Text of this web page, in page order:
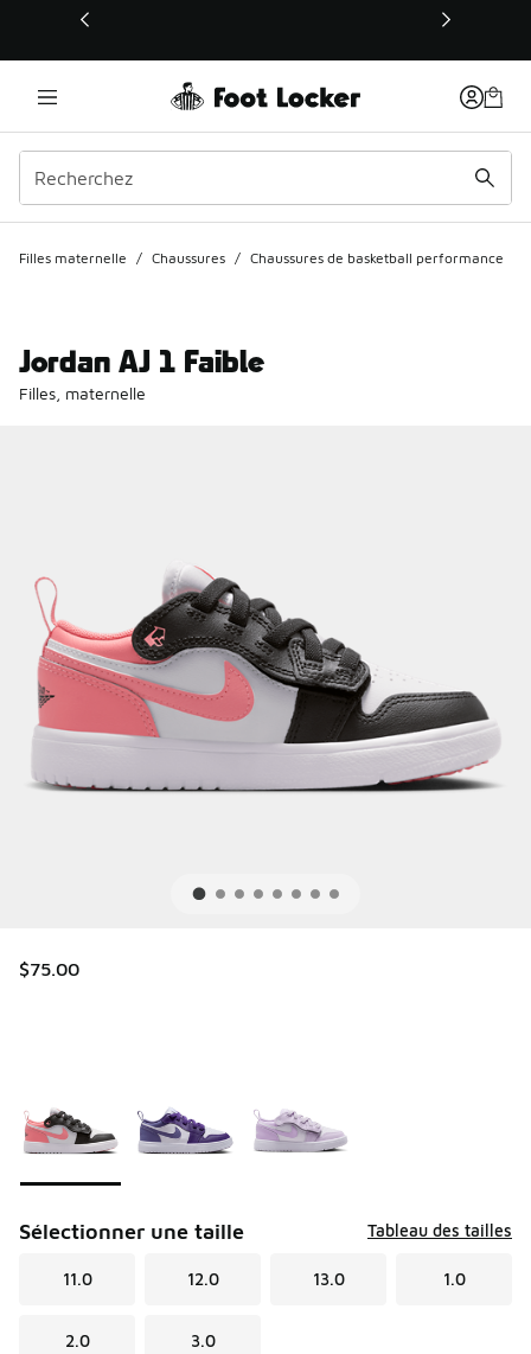
Ce lien s’ouvrira dans une nouvelle fenêtre
Filles maternelle / Chaussures / Chaussures de basketball performance
Jordan AJ 1 Faible
Filles, maternelle
$75.00
Sélectionner une taille Tableau des tailles
11.0 12.0 13.0 1.0
2.0 3.0